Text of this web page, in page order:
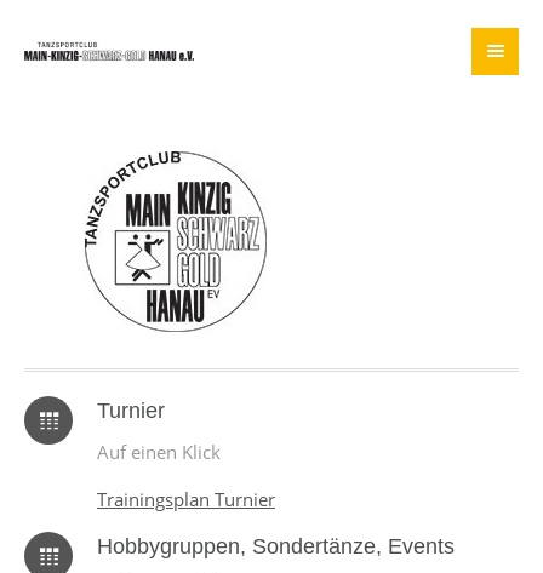
Turnier
Auf einen Klick
Trainingsplan Turnier
Hobbygruppen, Sondertänze, Events